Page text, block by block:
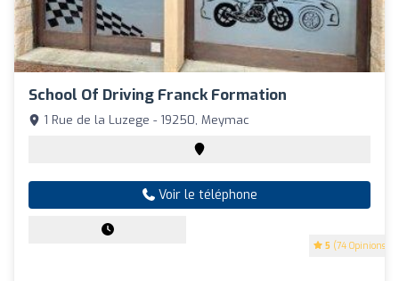
School Of Driving Franck Formation
5 (74 Opinions)
1 Rue de la Luzege - 19250, Meymac
Voir le téléphone